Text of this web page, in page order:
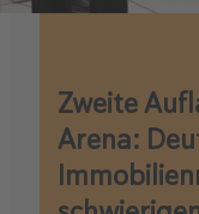
Zweite
Arena: